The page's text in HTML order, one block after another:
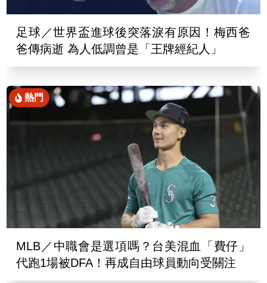
足球／世界盃進球後突落淚有原因！梅西爸
爸傳病逝 為人低調曾是「王牌經紀人」
熱門
MLB／中職會是選項嗎？台美混血「費仔」
代跑1場被DFA！再成自由球員動向受關注